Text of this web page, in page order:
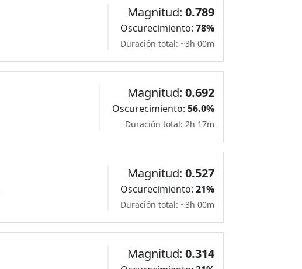
Magnitud: 0.789
Oscurecimiento: 78%
Duración total: ~3h 00m
Magnitud: 0.692
Oscurecimiento: 56.0%
Duración total: 2h 17m
Magnitud: 0.527
Oscurecimiento: 21%
Duración total: ~3h 00m
Magnitud: 0.314